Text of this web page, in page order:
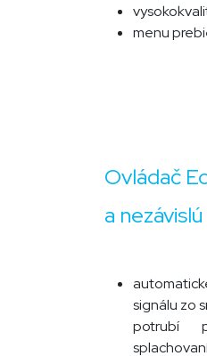
menu
Ovládač
a
signálu zo
potrubí